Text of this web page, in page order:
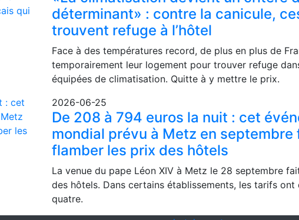
déterminant» : contre la canicule,
trouvent refuge à l’hôtel
Face à des températures record, de plus en plus de
temporairement leur logement pour trouver refuge
équipées de climatisation. Quitte à y mettre le prix.
2026-06-25
De 208 à 794 euros la nuit : cet
mondial prévu à Metz en septembre
flamber les prix des hôtels
La venue du pape Léon XIV à Metz le 28 septembre
des hôtels. Dans certains établissements, les tarifs
quatre.